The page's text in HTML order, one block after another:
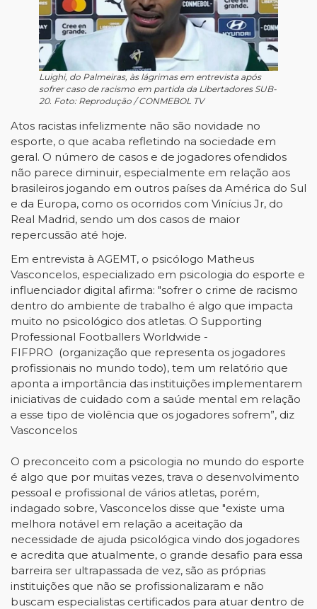
Luighi, do Palmeiras, às lágrimas em entrevista após
sofrer caso de racismo em partida da Libertadores SUB-
20. Foto: Reprodução / CONMEBOL TV
Atos racistas infelizmente não são novidade no
esporte, o que acaba refletindo na sociedade em
geral. O número de casos e de jogadores ofendidos
não parece diminuir, especialmente em relação aos
brasileiros jogando em outros países da América do Sul
e da Europa, como os ocorridos com Vinícius Jr, do
Real Madrid, sendo um dos casos de maior
repercussão até hoje.
Em entrevista à AGEMT, o psicólogo Matheus
Vasconcelos, especializado em psicologia do esporte e
influenciador digital afirma: "sofrer o crime de racismo
dentro do ambiente de trabalho é algo que impacta
muito no psicológico dos atletas. O Supporting
Professional Footballers Worldwide -
FIFPRO (organização que representa os jogadores
profissionais no mundo todo), tem um relatório que
aponta a importância das instituições implementarem
iniciativas de cuidado com a saúde mental em relação
a esse tipo de violência que os jogadores sofrem”, diz
Vasconcelos
O preconceito com a psicologia no mundo do esporte
é algo que por muitas vezes, trava o desenvolvimento
pessoal e profissional de vários atletas, porém,
indagado sobre, Vasconcelos disse que "existe uma
melhora notável em relação a aceitação da
necessidade de ajuda psicológica vindo dos jogadores
e acredita que atualmente, o grande desafio para essa
barreira ser ultrapassada de vez, são as próprias
instituições que não se profissionalizaram e não
buscam especialistas certificados para atuar dentro de